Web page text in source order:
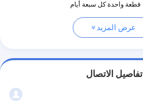
قطعة واحدة كل سبعة أيام
عرض المزيد
تفاصيل الاتصال